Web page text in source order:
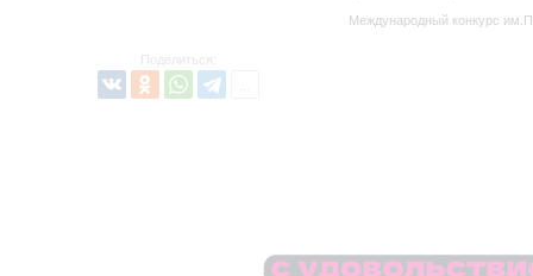
Поделиться:
Международный конкурс